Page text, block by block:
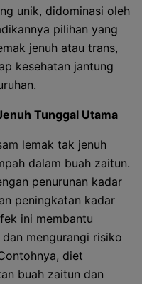
unik, didominasi oleh
pilihan yang
jenuh atau trans,
kesehatan jantung
Tunggal Utama
lemak tak jenuh
dalam buah zaitun.
penurunan kadar
peningkatan kadar
ini membantu
mengurangi risiko
diet
buah zaitun dan